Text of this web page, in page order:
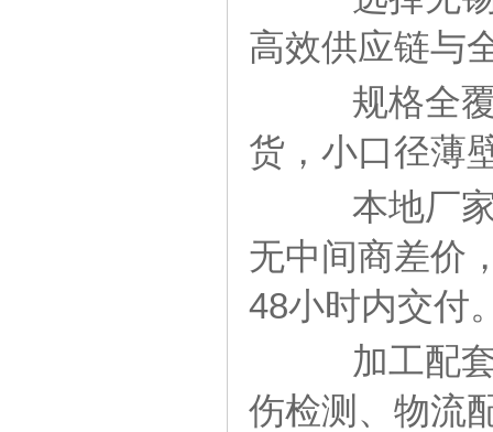
高效供应链与
规格全覆
货，小口径薄
本地厂家
无中间商差价
48小时内交付
加工配套
伤检测、物流